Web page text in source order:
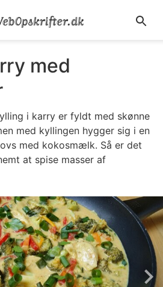
med
i karry er fyldt med skønne
med kyllingen hygger sig i en
med kokosmælk. Så er det
at spise masser af